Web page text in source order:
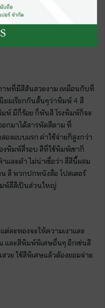
มพ์ตามจะนวนสี และต้องเพิ่ม
บสีเขียว พิมพ์ 2 สีฟ้ากับสีดำ
และส้ม พิมพ์ 4 สี ฟ้า ดำ ส้ม
พที่มีสีสันสวยงาม เหมือนกับที่
ยมเรียกกันสั้นๆว่าพิมพ์ 4 สี
พ์ มีกี่ร้อย กี่พันสี โรงพิมพ์ก็จะ
กมาได้สารพัดสีตาม ที่
งแบบแรก ค่าใช้จ่ายก็สูงกว่า
งพิมพ์สี่รอบ สีที่ใช้พิมพ์เขาก็
และดำ ไม่น่าเชื่อว่า สี่สีนี้ผสม
สี พวกปกหนังสือ โปสเตอร์
พ์สี่สีเป็นส่วนใหญ่
ต่ละทองจะให้ความเงาและ
และสีพิมพ์พิเศษอื่นๆ อีกเช่นสี
วย ใช้สีพิเศษแล้วต้องยอมจ่าย